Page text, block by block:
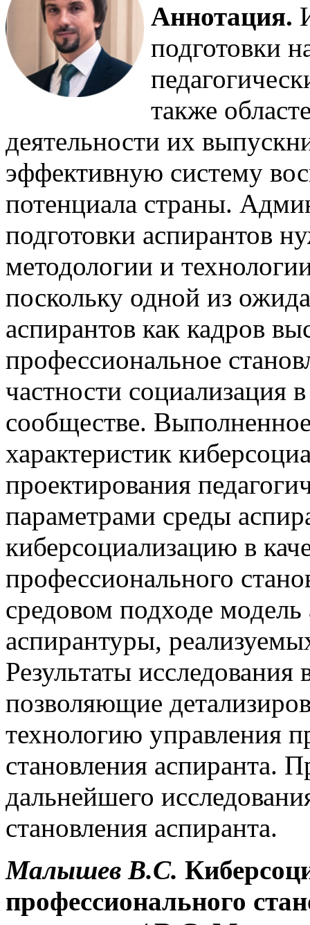
Аннотация.
подготовки
также
деятельности их
эффективную систему
потенциала страны.
подготовки аспирантов
методологии и
поскольку одной из
аспирантов как кадров
профессиональное
частности социализация
сообществе.
характеристик
проектирования
параметрами среды
киберсоциализацию в
профессионального
средовом подходе
аспирантуры,
Результаты
позволяющие
технологию управления
становления аспиранта.
дальнейшего
становления аспиранта.
Малышев В.С.
профессионального